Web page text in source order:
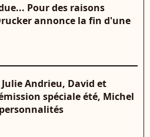
Pour des raisons
annonce la fin d'une
Andrieu, David et
spéciale été, Michel